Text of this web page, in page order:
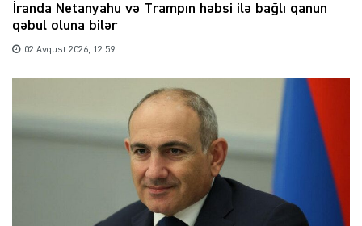
İranda Netanyahu və Trampın həbsi ilə bağlı qanun
qəbul oluna bilər
02 Avqust 2026, 12:59